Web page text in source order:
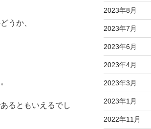
うか、
るともいえるでし
2023年8月
2023年7月
2023年6月
2023年4月
2023年3月
2023年1月
2022年11月